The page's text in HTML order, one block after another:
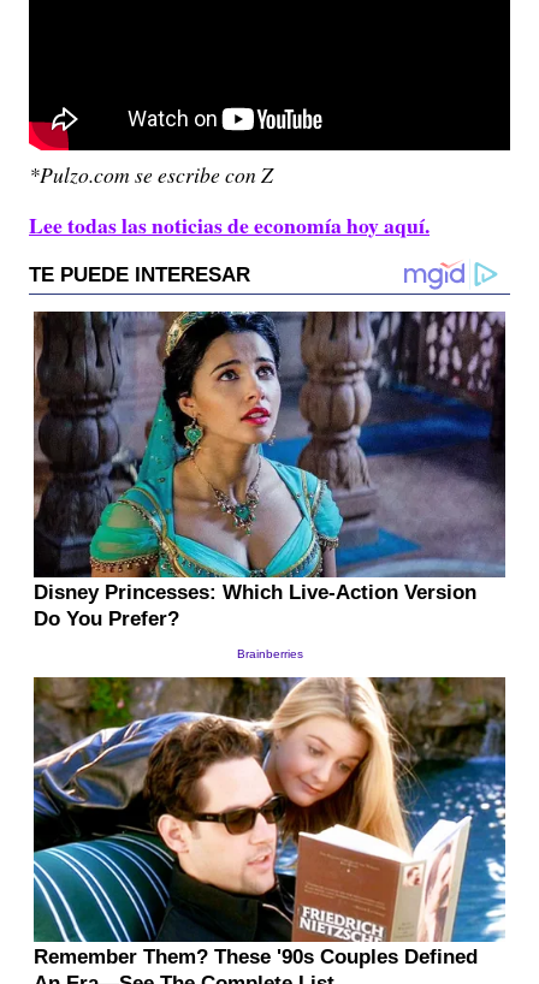
*Pulzo.com se escribe con Z
Lee todas las noticias de economía hoy aquí.